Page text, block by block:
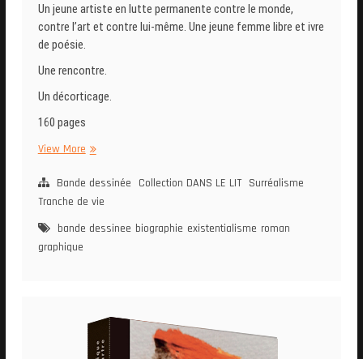
Un jeune artiste en lutte permanente contre le monde,
contre l’art et contre lui-même. Une jeune femme libre et ivre
de poésie.
Une rencontre.
Un décorticage.
160 pages
View MoreLa
Illusion
Bande dessinée Collection DANS LE LIT Surréalisme
Tranche de vie
bande dessinee biographie existentialisme roman
graphique